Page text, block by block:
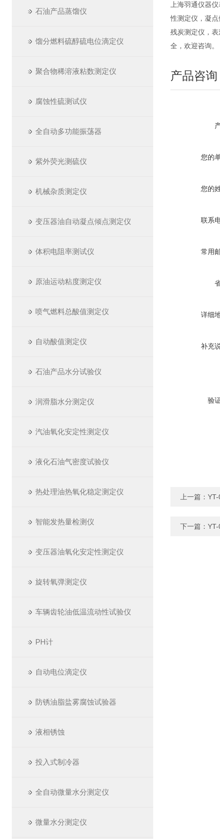
石油产品蒸馏仪
馏分燃料硫醇硫电位滴定仪
聚合物稀溶液粘数测定仪
腐蚀性硫测试仪
全自动多功能振荡器
紫外荧光测硫仪
机械杂质测定仪
变压器油自动凝点倾点测定仪
体积电阻率测试仪
原油运动粘度测定仪
喷气燃料总酸值测定仪
自动酸值测定仪
石油产品水分试验仪
润滑脂水分测定仪
汽油氧化安定性测定仪
液化石油气密度试验仪
热处理油热氧化稳定测定仪
智能发热量检测仪
变压器油氧化安定性测定仪
旋转氧弹测定仪
车辆齿轮油低温流动性试验仪
PH计
自动电位滴定仪
防锈油脂盐雾腐蚀试验器
液相锈蚀
投入式制冷器
全自动微量水分测定仪
微量水分测定仪
上海羽通仪器
性测定仪，凝
残炭测定仪，
全，欢迎咨询。
产品咨询
您的
您的
联系
常用
详细
补充
验
上一篇：
下一篇：